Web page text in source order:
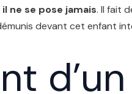
ne se pose jamais. Il fait
devant cet enfant